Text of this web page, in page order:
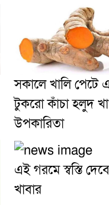
সকালে খালি পেটে
টুকরো কাঁচা হলুদ
উপকারিতা
এই গরমে স্বস্তি
খাবার